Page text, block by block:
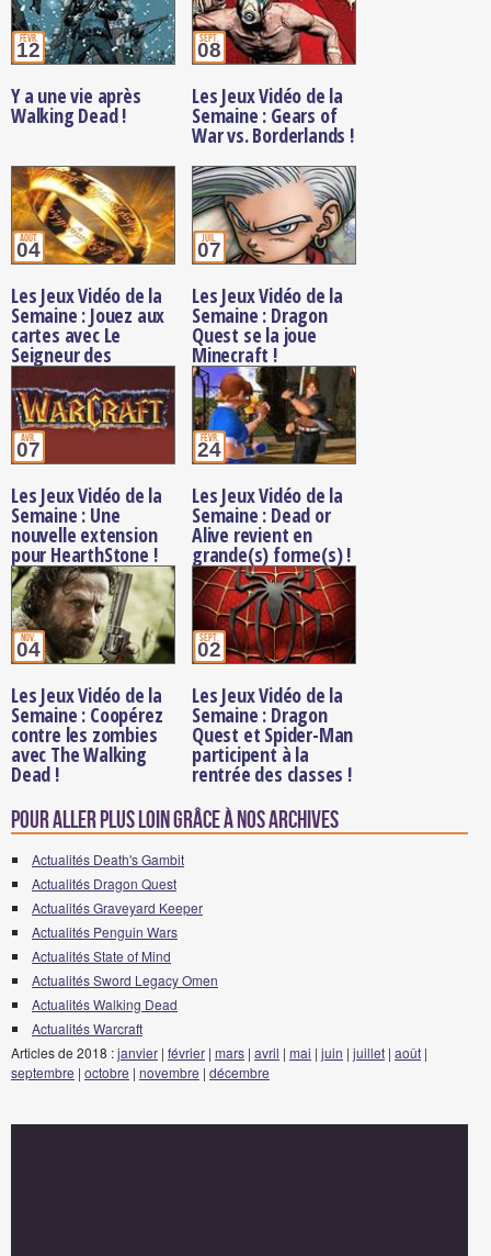
févr.
12
Y a une vie après
Walking Dead !
sept.
08
Les Jeux Vidéo de la
Semaine : Gears of
War vs. Borderlands !
août
04
Les Jeux Vidéo de la
Semaine : Jouez aux
cartes avec Le
Seigneur des
Anneaux !
juil.
07
Les Jeux Vidéo de la
Semaine : Dragon
Quest se la joue
Minecraft !
avr.
07
Les Jeux Vidéo de la
Semaine : Une
nouvelle extension
pour HearthStone !
févr.
24
Les Jeux Vidéo de la
Semaine : Dead or
Alive revient en
grande(s) forme(s) !
nov.
04
Les Jeux Vidéo de la
Semaine : Coopérez
contre les zombies
avec The Walking
Dead !
sept.
02
Les Jeux Vidéo de la
Semaine : Dragon
Quest et Spider-Man
participent à la
rentrée des classes !
Pour aller plus loin grâce à nos archives
Actualités Death's Gambit
Actualités Dragon Quest
Actualités Graveyard Keeper
Actualités Penguin Wars
Actualités State of Mind
Actualités Sword Legacy Omen
Actualités Walking Dead
Actualités Warcraft
Articles de 2018 :janvier | février | mars | avril | mai | juin | juillet | août |
septembre | octobre | novembre | décembre